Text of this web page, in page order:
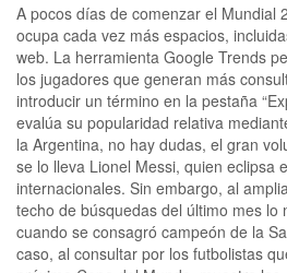
A pocos días de comenzar el Mundial
ocupa cada vez más espacios,
web. La herramienta Google Trends
los jugadores que generan más
introducir un término en la pestaña
evalúa su popularidad relativa
la Argentina, no hay dudas, el gran
se lo lleva Lionel Messi, quien eclipsa
internacionales. Sin embargo, al
techo de búsquedas del último mes lo
cuando se consagró campeón de la
caso, al consultar por los futbolistas